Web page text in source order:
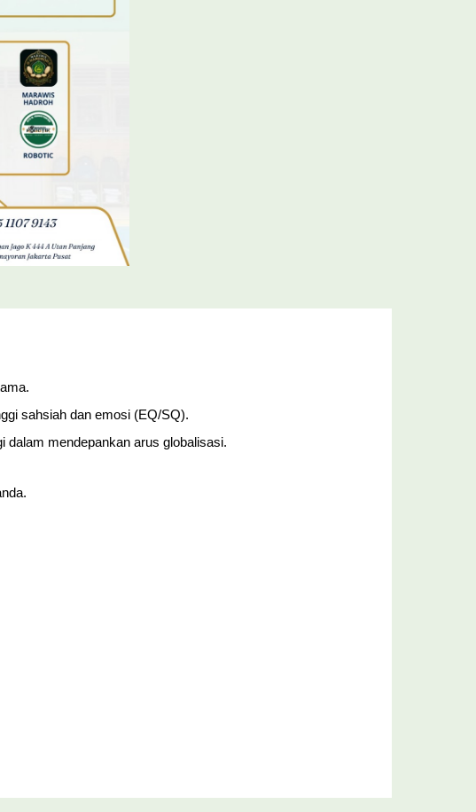
sahsiah dan emosi (EQ/SQ).
dalam mendepankan arus globalisasi.